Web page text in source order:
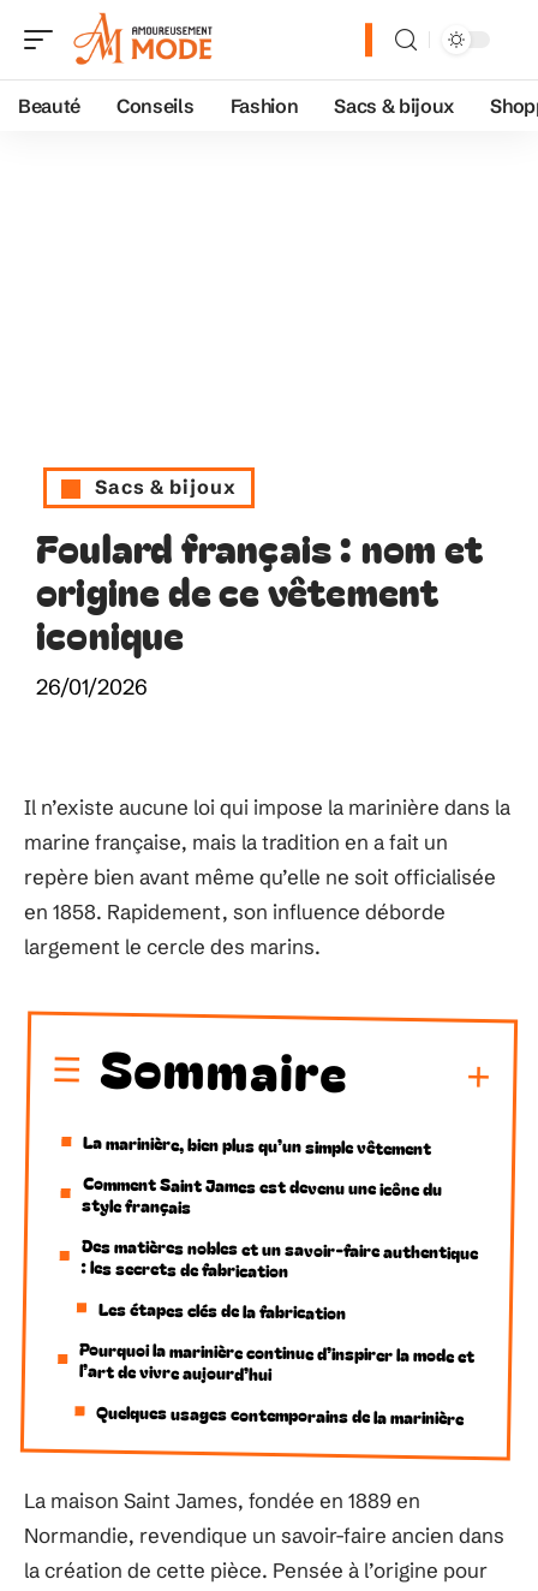
Beauté Conseils Fashion Sacs & bijoux
Sacs & bijoux
Foulard français : nom et
origine de ce vêtement
iconique
26/01/2026
Il n’existe aucune loi qui impose la marinière dans la
marine française, mais la tradition en a fait un
repère bien avant même qu’elle ne soit officialisée
en 1858. Rapidement, son influence déborde
largement le cercle des marins.
Sommaire
La marinière, bien plus qu’un simple vêtement
Comment Saint James est devenu une icône du
style français
Des matières nobles et un savoir-faire authentique
: les secrets de fabrication
Les étapes clés de la fabrication
Pourquoi la marinière continue d’inspirer la mode et
l’art de vivre aujourd’hui
Quelques usages contemporains de la marinière
La maison Saint James, fondée en 1889 en
Normandie, revendique un savoir-faire ancien dans
la création de cette pièce. Pensée à l’origine pour